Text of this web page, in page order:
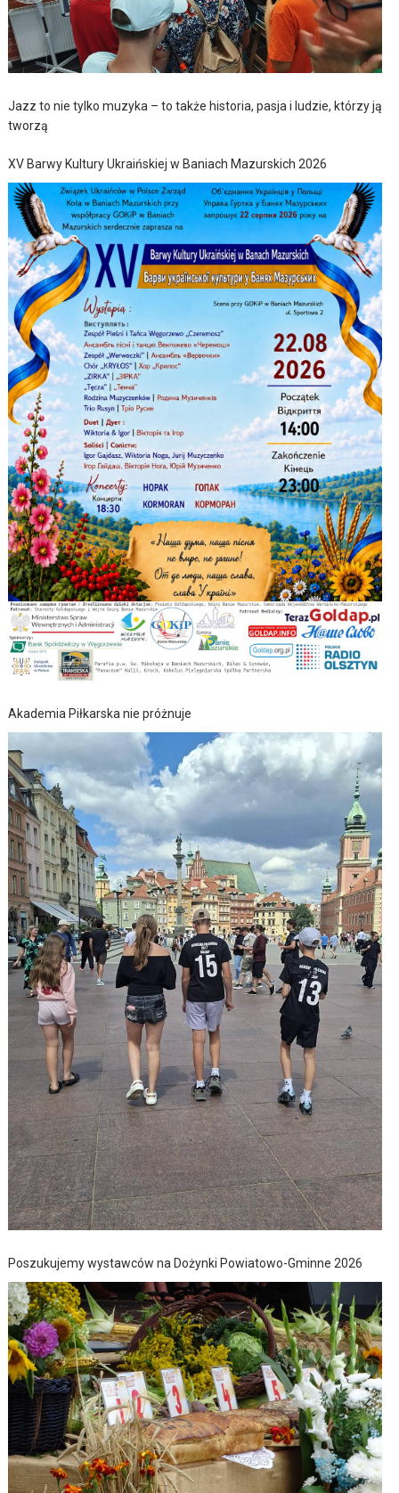
Jazz to nie tylko muzyka – to także historia, pasja i ludzie, którzy ją
tworzą
XV Barwy Kultury Ukraińskiej w Baniach Mazurskich 2026
Akademia Piłkarska nie próżnuje
Poszukujemy wystawców na Dożynki Powiatowo-Gminne 2026